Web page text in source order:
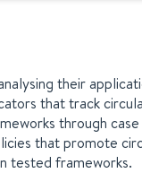
their
that track
through
that promote
tested frameworks.